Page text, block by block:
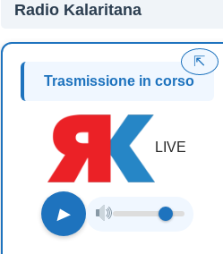
Radio Kalaritana
Trasmissione in corso
LIVE
▶
⇱